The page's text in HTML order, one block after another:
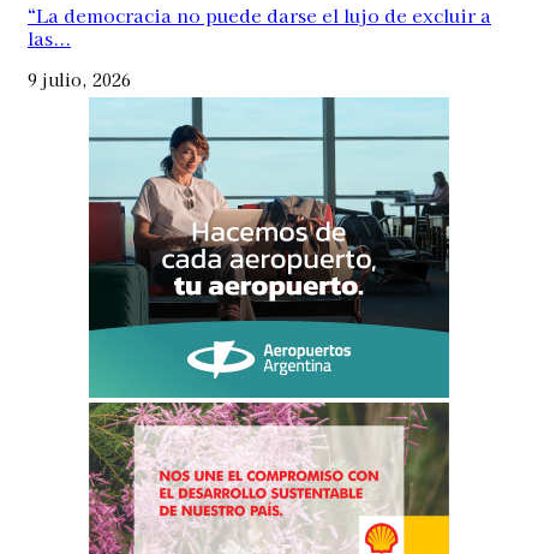
“La democracia no puede darse el lujo de excluir a
las...
9 julio, 2026